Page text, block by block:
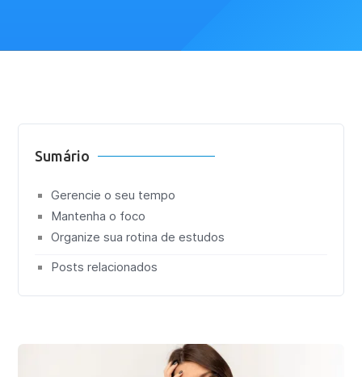
Sumário
Gerencie o seu tempo
Mantenha o foco
Organize sua rotina de estudos
Posts relacionados